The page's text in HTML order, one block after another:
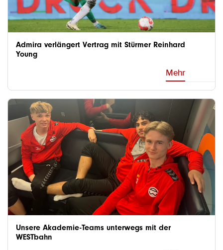
Admira verlängert Vertrag mit Stürmer Reinhard
Young
Mehr
Unsere Akademie-Teams unterwegs mit der
WESTbahn